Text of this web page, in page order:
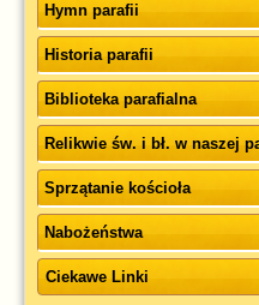
Hymn parafii
Historia parafii
Biblioteka parafialna
Relikwie św. i bł. w naszej
Sprzątanie kościoła
Nabożeństwa
Ciekawe Linki